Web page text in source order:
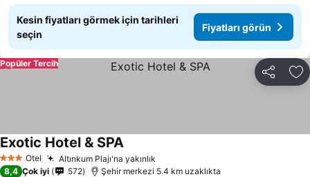
Kesin fiyatları görmek için tarihleri
seçin
Fiyatları görün
Paylaş
Popüler Tercih
3 YıldızOtel Altınkum Plajı'na yakınlık
Exotic Hotel & SPA
8,4 Çok iyi 572 Şehir merkezi 5.4 km uzaklıkta